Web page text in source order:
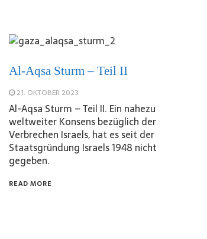
Al-Aqsa Sturm – Teil II
21. OKTOBER 2023
Al-Aqsa Sturm – Teil II. Ein nahezu
weltweiter Konsens bezüglich der
Verbrechen Israels, hat es seit der
Staatsgründung Israels 1948 nicht
gegeben.
READ MORE